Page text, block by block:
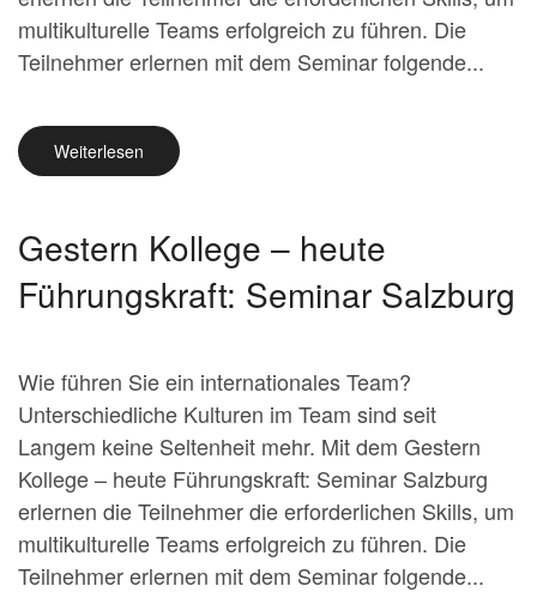
multikulturelle Teams erfolgreich zu führen. Die
Teilnehmer erlernen mit dem Seminar folgende...
Weiterlesen
Gestern Kollege – heute
Führungskraft: Seminar Salzburg
Wie führen Sie ein internationales Team?
Unterschiedliche Kulturen im Team sind seit
Langem keine Seltenheit mehr. Mit dem Gestern
Kollege – heute Führungskraft: Seminar Salzburg
erlernen die Teilnehmer die erforderlichen Skills, um
multikulturelle Teams erfolgreich zu führen. Die
Teilnehmer erlernen mit dem Seminar folgende...